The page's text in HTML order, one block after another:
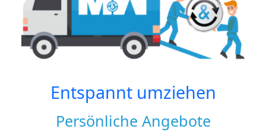
Entspannt umziehen
Persönliche Angebote